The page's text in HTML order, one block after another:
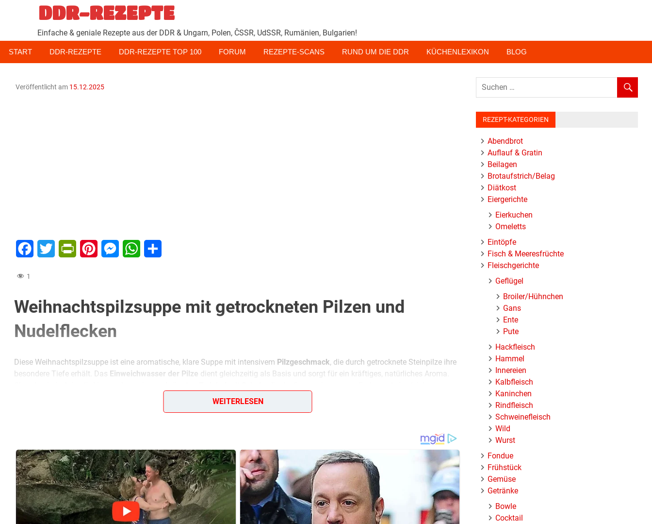
Zum
Inhalt
springen
DDR-REZEPTE
Einfache & geniale Rezepte aus der DDR & Ungarn, Polen, ČSSR, UdSSR, Rumänien, Bulgarien!
START DDR-REZEPTE DDR-REZEPTE TOP 100 FORUM REZEPTE-SCANS RUND UM DIE DDR KÜCHENLEXIKON BLOG
Veröffentlicht am 15.12.2025
FacebookTwitter PrintFriendly
PinterestMessengerWhatsApp
1
Weihnachtspilzsuppe mit getrockneten Pilzen und
Nudelflecken
Diese Weihnachtspilzsuppe ist eine aromatische, klare Suppe mit intensivem Pilzgeschmack, die durch getrocknete Steinpilze ihre
besondere Tiefe erhält. Das Einweichwasser der Pilze dient gleichzeitig als Basis und sorgt für ein kräftiges, natürliches Aroma.
, da sie den Pilzsud aufnehmen
und für ein sättigendes Ergebnis sorgen. Die Suppe lässt sich gut vorbereiten und gewinnt nach kurzem Durchziehen sogar noch an
Geschmack.
Kalorien pro Portion:ca.260 kcal
Zubereitungszeit:ca.90 Minuten(inklusive Einweichzeit)
WEITERLESEN
REZEPT-KATEGORIEN
Abendbrot
Auflauf & Gratin
Beilagen
Brotaufstrich/Belag
Diätkost
Eiergerichte
Eierkuchen
Omeletts
Eintöpfe
Fisch & Meeresfrüchte
Fleischgerichte
Geflügel
Broiler/Hühnchen
Gans
Ente
Pute
Hackfleisch
Hammel
Innereien
Kalbfleisch
Kaninchen
Rindfleisch
Schweinefleisch
Wild
Wurst
Fondue
Frühstück
Gemüse
Getränke
Bowle
Cocktail